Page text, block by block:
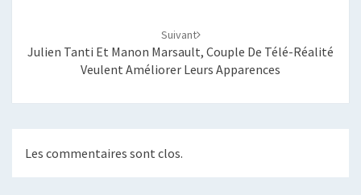
Suivant
Julien Tanti Et Manon Marsault, Couple De Télé-Réalité
Veulent Améliorer Leurs Apparences
Les commentaires sont clos.